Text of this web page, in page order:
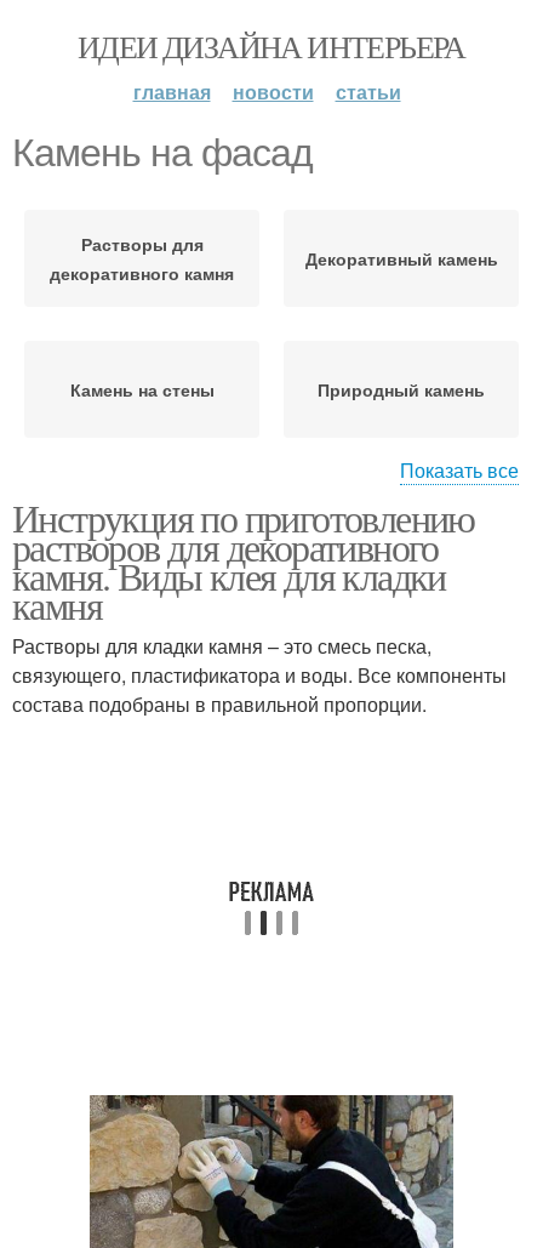
ИДЕИ ДИЗАЙНА ИНТЕРЬЕРА
главная новости статьи
Камень на фасад
Растворы для
декоративного камня
Декоративный камень
Камень на стены Природный камень
Изделия из камня Камень на фанеру
Показать все
Инструкция по приготовлению
растворов для декоративного
камня. Виды клея для кладки
камня
Растворы для кладки камня – это смесь песка,
связующего, пластификатора и воды. Все компоненты
состава подобраны в правильной пропорции.